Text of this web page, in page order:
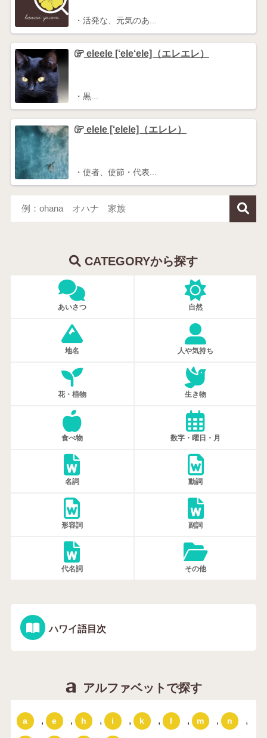
・活発な、元気のあ...
eleele [‘ele‘ele]（エレエレ）
・黒...
elele [‘elele]（エレレ）
・使者、使節・代表...
CATEGORYから探す
あいさつ 自然
地名 人や気持ち
花・植物 生き物
食べ物 数字・曜日・月
名詞 動詞
形容詞 副詞
代名詞 その他
ハワイ語目次
アルファベットで探す
a , e , h , i , k , l , m , n ,